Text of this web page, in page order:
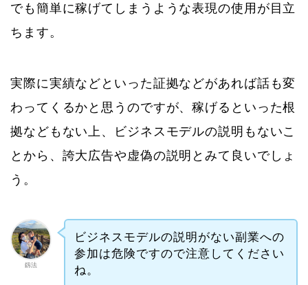
でも簡単に稼げてしまうような表現の使用が目立
ちます。
実際に実績などといった証拠などがあれば話も変
わってくるかと思うのですが、稼げるといった根
拠などもない上、ビジネスモデルの説明もないこ
とから、誇大広告や虚偽の説明とみて良いでしょ
う。
釼法
ビジネスモデルの説明がない副業への
参加は危険ですので注意してください
ね。